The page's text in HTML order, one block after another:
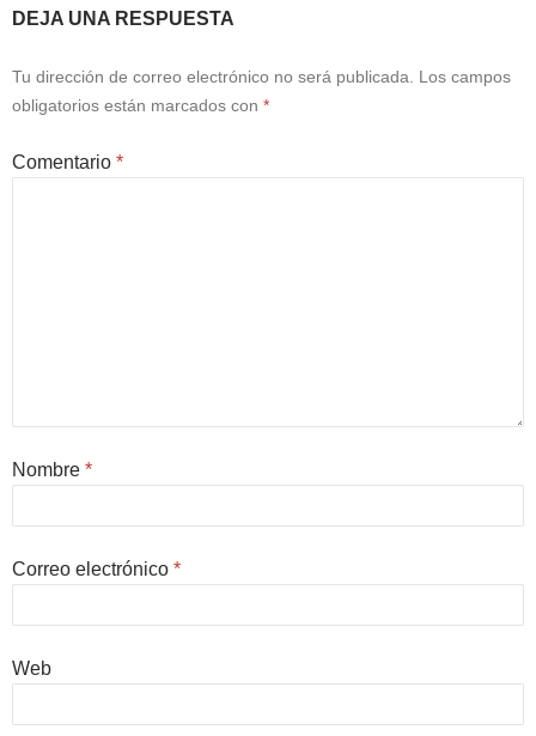
DEJA UNA RESPUESTA
Tu dirección de correo electrónico no será publicada.
Los campos
obligatorios están marcados con *
Comentario *
Nombre *
Correo electrónico *
Web